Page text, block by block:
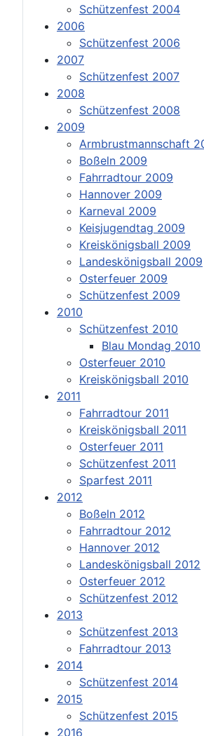
Schützenfest 2004
2006
Schützenfest 2006
2007
Schützenfest 2007
2008
Schützenfest 2008
2009
Armbrustmannschaft
Boßeln 2009
Fahrradtour 2009
Hannover 2009
Karneval 2009
Keisjugendtag 2009
Kreiskönigsball 2009
Landeskönigsball 2009
Osterfeuer 2009
Schützenfest 2009
2010
Schützenfest 2010
Blau Mondag 2010
Osterfeuer 2010
Kreiskönigsball 2010
2011
Fahrradtour 2011
Kreiskönigsball 2011
Osterfeuer 2011
Schützenfest 2011
Sparfest 2011
2012
Boßeln 2012
Fahrradtour 2012
Hannover 2012
Landeskönigsball 2012
Osterfeuer 2012
Schützenfest 2012
2013
Schützenfest 2013
Fahrradtour 2013
2014
Schützenfest 2014
2015
Schützenfest 2015
2016